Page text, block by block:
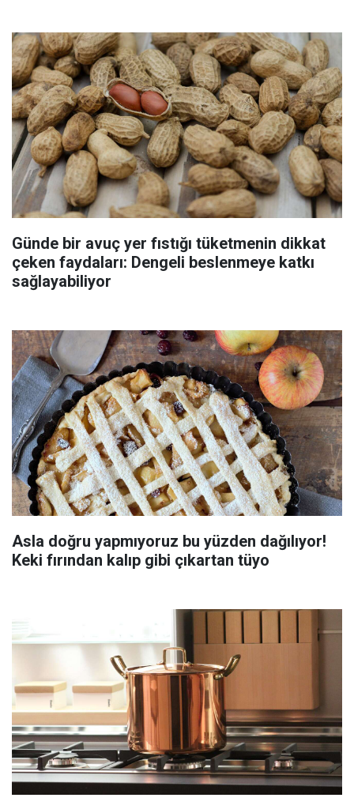
Günde bir avuç yer fıstığı tüketmenin dikkat
çeken faydaları: Dengeli beslenmeye katkı
sağlayabiliyor
Asla doğru yapmıyoruz bu yüzden dağılıyor!
Keki fırından kalıp gibi çıkartan tüyo